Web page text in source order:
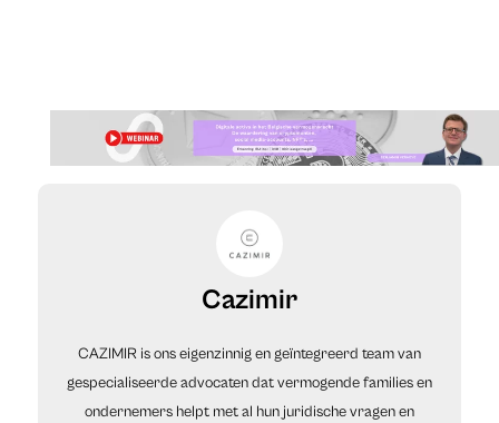
Cazimir
CAZIMIR is ons eigenzinnig en geïntegreerd team van
gespecialiseerde advocaten dat vermogende families en
ondernemers helpt met al hun juridische vragen en